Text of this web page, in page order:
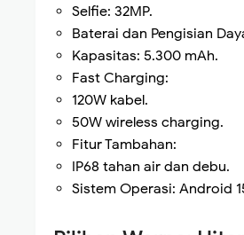
Selfie: 32MP.
Baterai dan Pengisian
Kapasitas: 5.300 mAh.
Fast Charging:
120W kabel.
50W wireless charging.
Fitur Tambahan:
IP68 tahan air dan debu.
Sistem Operasi: Android